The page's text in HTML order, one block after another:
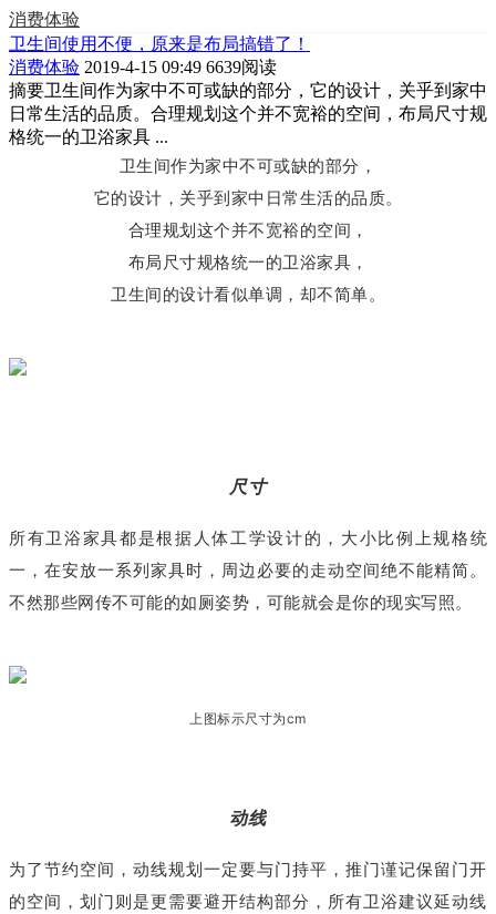
消费体验
卫生间使用不便，原来是布局搞错了！
消费体验 2019-4-15 09:49 6639阅读
摘要卫生间作为家中不可或缺的部分，它的设计，关乎到家中
日常生活的品质。合理规划这个并不宽裕的空间，布局尺寸规
格统一的卫浴家具 ...
卫生间作为家中不可或缺的部分，
它的设计，关乎到家中日常生活的品质。
合理规划这个并不宽裕的空间，
布局尺寸规格统一的卫浴家具，
卫生间的设计看似单调，却不简单。
尺寸
所有卫浴家具都是根据人体工学设计的，大小比例上规格统
一，在安放一系列家具时，周边必要的走动空间绝不能精简。
不然那些网传不可能的如厕姿势，可能就会是你的现实写照。
上图标示尺寸为cm
动线
为了节约空间，动线规划一定要与门持平，推门谨记保留门开
的空间，划门则是更需要避开结构部分，所有卫浴建议延动线